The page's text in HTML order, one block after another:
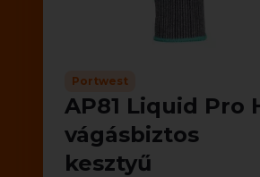
Portwest
AP81 Liquid Pro
vágásbiztos
kesztyű